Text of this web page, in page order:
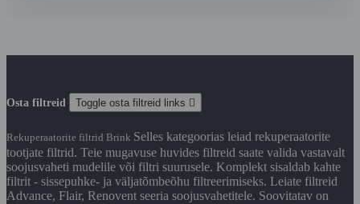
Osta filtreid Toggle osta filtreid links 
Rekuperaatorite filtrid Brink Selles kategoorias leiad rekuperaatorite
tootjate filtrid. Teie mugavuse huvides filtreid saate valida vastavalt
soojusvaheti mudelile või filtri suurusele. Komplekt sisaldab kahte
filtrit - sissepuhke- ja väljatõmbeõhu filtreerimiseks. Leiate filtreid
Advance, Flair, Renovent seeria soojusvahetitele. Soovitatav on